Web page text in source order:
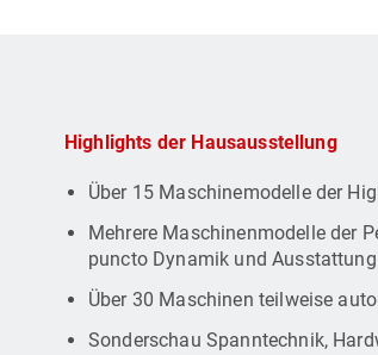
Highlights der Hausausstellung
Über 15 Maschinemodelle der
Mehrere Maschinenmodelle der
puncto Dynamik und
Über 30 Maschinen teilweise
Sonderschau Spanntechnik,